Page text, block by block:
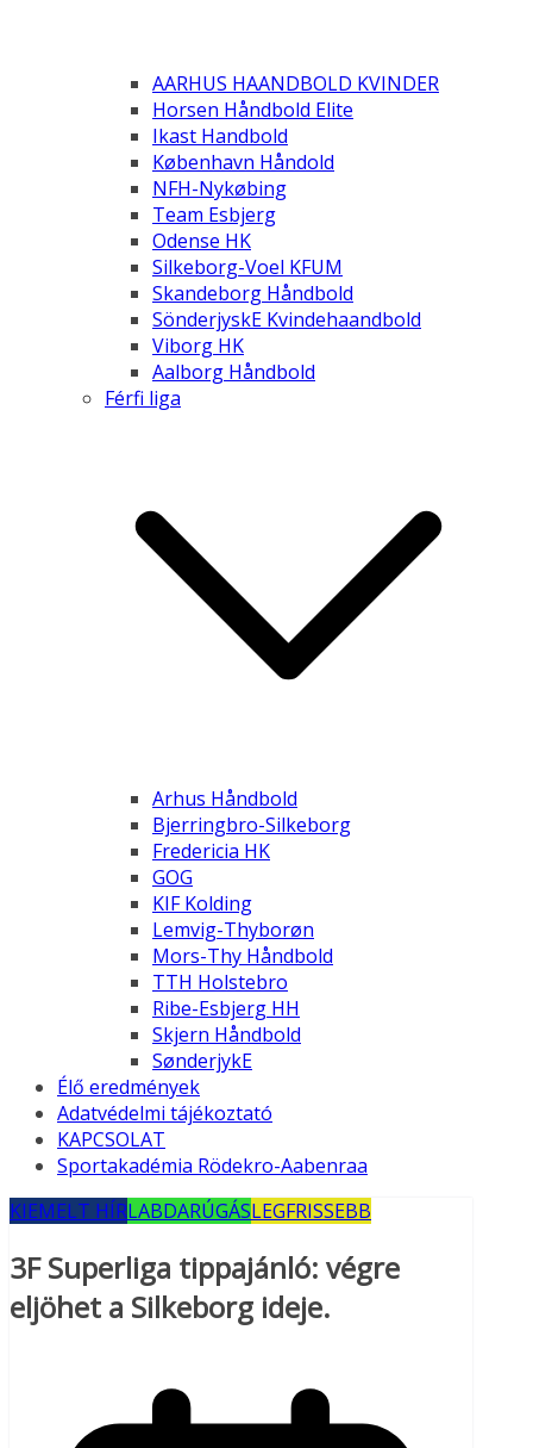
AARHUS HAANDBOLD KVINDER
Horsen Håndbold Elite
Ikast Handbold
København Håndold
NFH-Nykøbing
Team Esbjerg
Odense HK
Silkeborg-Voel KFUM
Skandeborg Håndbold
SönderjyskE Kvindehaandbold
Viborg HK
Aalborg Håndbold
Férfi liga
Arhus Håndbold
Bjerringbro-Silkeborg
Fredericia HK
GOG
KIF Kolding
Lemvig-Thyborøn
Mors-Thy Håndbold
TTH Holstebro
Ribe-Esbjerg HH
Skjern Håndbold
SønderjykE
Élő eredmények
Adatvédelmi tájékoztató
KAPCSOLAT
Sportakadémia Rödekro-Aabenraa
KIEMELT HÍRLABDARÚGÁSLEGFRISSEBB
3F Superliga tippajánló: végre
eljöhet a Silkeborg ideje.